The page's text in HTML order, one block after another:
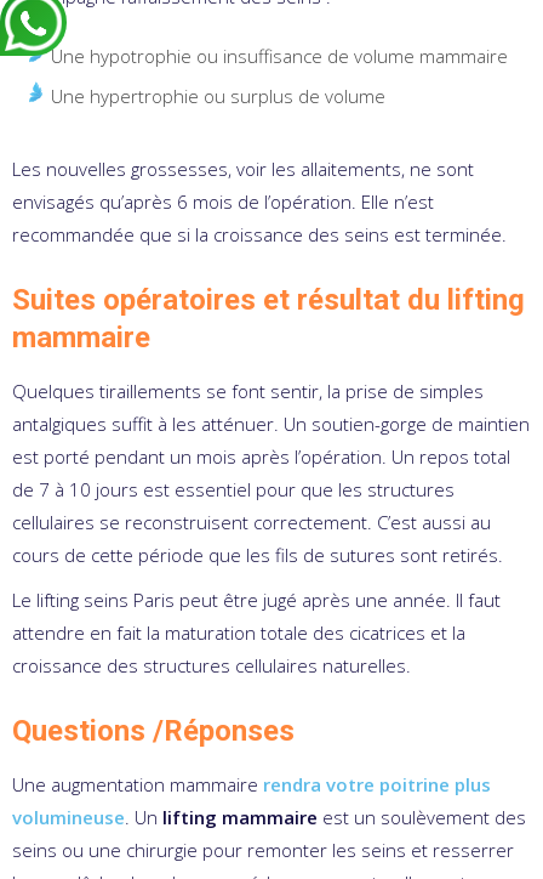
Une hypotrophie ou insuffisance de volume mammaire
Une hypertrophie ou surplus de volume
Les nouvelles grossesses, voir les allaitements, ne sont
envisagés qu’après 6 mois de l’opération. Elle n’est
recommandée que si la croissance des seins est terminée.
Suites opératoires et résultat du lifting
mammaire
Quelques tiraillements se font sentir, la prise de simples
antalgiques suffit à les atténuer. Un soutien-gorge de maintien
est porté pendant un mois après l’opération. Un repos total
de 7 à 10 jours est essentiel pour que les structures
cellulaires se reconstruisent correctement. C’est aussi au
cours de cette période que les fils de sutures sont retirés.
Le lifting seins Paris peut être jugé après une année. Il faut
attendre en fait la maturation totale des cicatrices et la
croissance des structures cellulaires naturelles.
Questions /Réponses
Une augmentation mammaire rendra votre poitrine plus
volumineuse. Un lifting mammaire est un soulèvement des
seins ou une chirurgie pour remonter les seins et resserrer